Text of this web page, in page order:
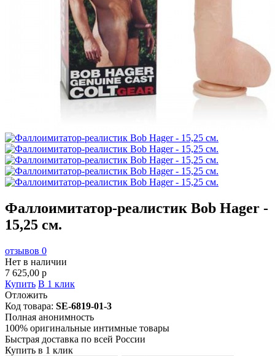
Фаллоимитатор-реалистик Bob Hager -
15,25 см.
отзывов 0
Нет в наличии
7 625,00 p
Купить В 1 клик
Отложить
Код товара: SE-6819-01-3
Полная анонимность
100% оригинальные интимные товары
Быстрая доставка по всей России
Купить в 1 клик